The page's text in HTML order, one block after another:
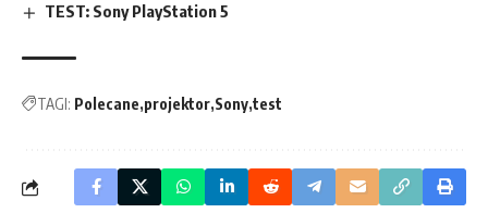
TEST: Sony PlayStation 5
TAGI: Polecane projektor Sony test